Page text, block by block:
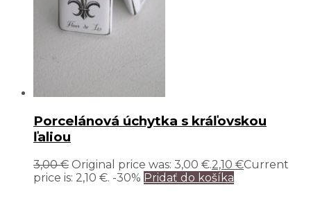
Porcelánová úchytka s kráľovskou
ľaliou
3,00€ Original price was: 3,00 €.2,10 €Current
price is: 2,10 €. -30% Pridať do košíka